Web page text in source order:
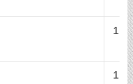
157
128